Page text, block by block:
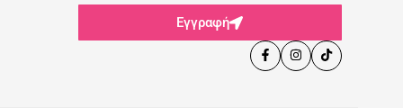
Εγγραφή